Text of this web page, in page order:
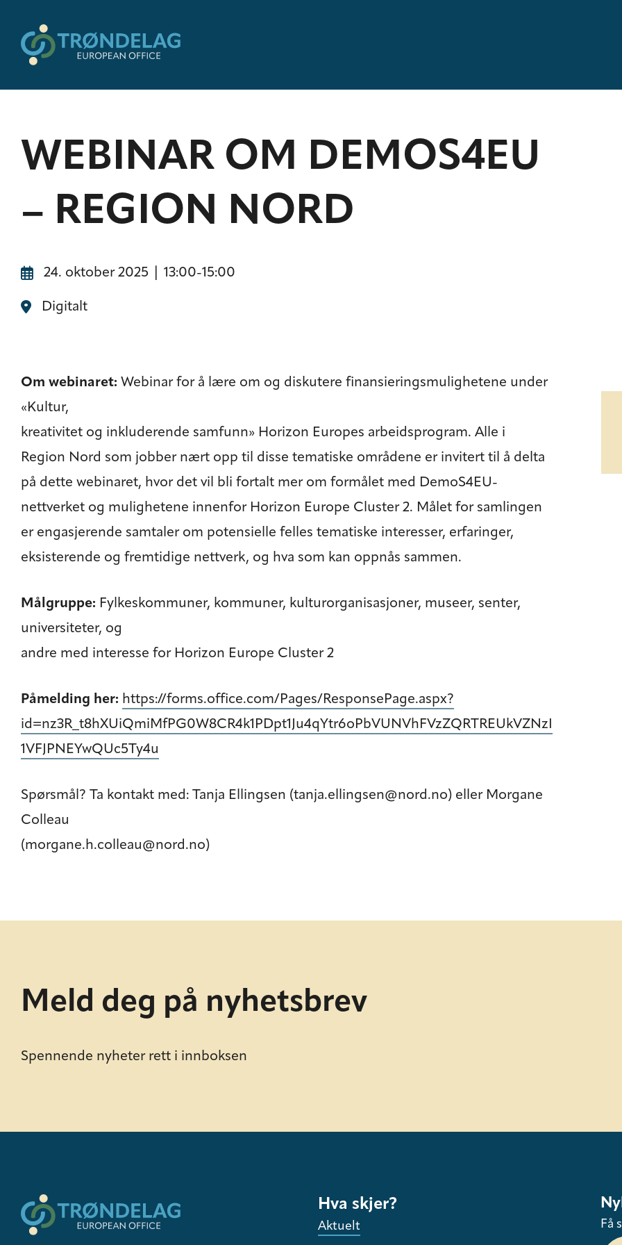
WEBINAR OM DEMOS4EU
– REGION NORD
24. oktober 2025 | 13:00-15:00
Digitalt
Om webinaret: Webinar for å lære om og diskutere finansieringsmulighetene under
«Kultur,
kreativitet og inkluderende samfunn» Horizon Europes arbeidsprogram. Alle i
Region Nord som jobber nært opp til disse tematiske områdene er invitert til å delta
på dette webinaret, hvor det vil bli fortalt mer om formålet med DemoS4EU-
nettverket og mulighetene innenfor Horizon Europe Cluster 2. Målet for samlingen
er engasjerende samtaler om potensielle felles tematiske interesser, erfaringer,
eksisterende og fremtidige nettverk, og hva som kan oppnås sammen.
Målgruppe: Fylkeskommuner, kommuner, kulturorganisasjoner, museer, senter,
universiteter, og
andre med interesse for Horizon Europe Cluster 2
Påmelding her: https://forms.office.com/Pages/ResponsePage.aspx?
id=nz3R_t8hXUiQmiMfPG0W8CR4k1PDpt1Ju4qYtr6oPbVUNVhFVzZQRTREUkVZNzI
1VFJPNEYwQUc5Ty4u
Spørsmål? Ta kontakt med: Tanja Ellingsen (tanja.ellingsen@nord.no) eller Morgane
Colleau
(morgane.h.colleau@nord.no)
Meld deg på nyhetsbrev
Spennende nyheter rett i innboksen
Hva skjer?
Aktuelt Få